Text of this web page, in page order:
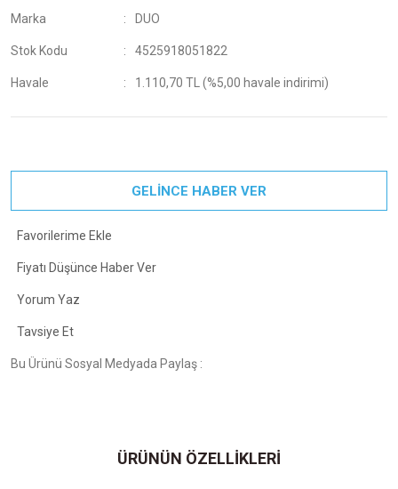
Marka DUO
Stok Kodu 4525918051822
Havale 1.110,70 TL (%5,00 havale indirimi)
GELİNCE HABER VER
Fiyatı Düşünce Haber Ver
Yorum Yaz
Tavsiye Et
Bu Ürünü Sosyal Medyada Paylaş :
ÜRÜNÜN ÖZELLİKLERİ